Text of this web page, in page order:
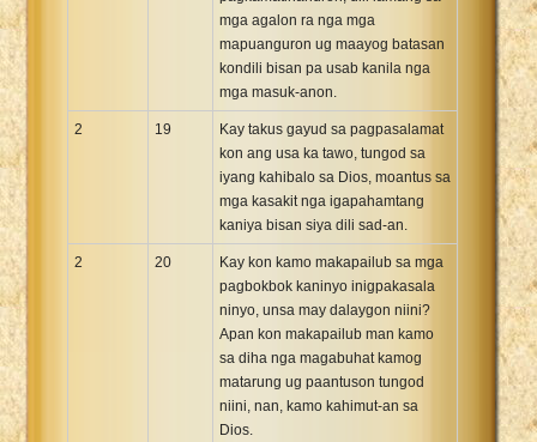
mga agalon ra nga mga
mapuanguron ug maayog batasan
kondili bisan pa usab kanila nga
mga masuk-anon.
2 19
Kay takus gayud sa pagpasalamat
kon ang usa ka tawo, tungod sa
iyang kahibalo sa Dios, moantus sa
mga kasakit nga igapahamtang
kaniya bisan siya dili sad-an.
2 20
Kay kon kamo makapailub sa mga
pagbokbok kaninyo inigpakasala
ninyo, unsa may dalaygon niini?
Apan kon makapailub man kamo
sa diha nga magabuhat kamog
matarung ug paantuson tungod
niini, nan, kamo kahimut-an sa
Dios.